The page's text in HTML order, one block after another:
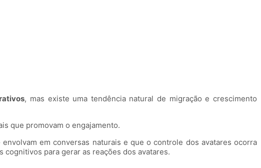
, mas existe uma tendência natural de migração e crescimento
que promovam o engajamento.
em conversas naturais e que o controle dos avatares ocorra
para gerar as reações dos avatares.